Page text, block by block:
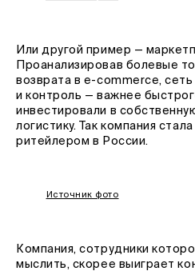
Или другой пример —
Проанализировав болевые
возврата в e-commerce,
и контроль — важнее
инвестировали в
логистику. Так компания
ритейлером в России.
Источник фото
Компания, сотрудники
мыслить, скорее выиграет